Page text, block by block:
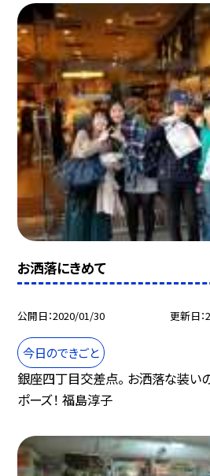
お洒落にきめて
公開日 2020/01/30 更新日
今日のできごと
銀座四丁目交差点。 お洒落な装い
ポーズ！ 福島淳子